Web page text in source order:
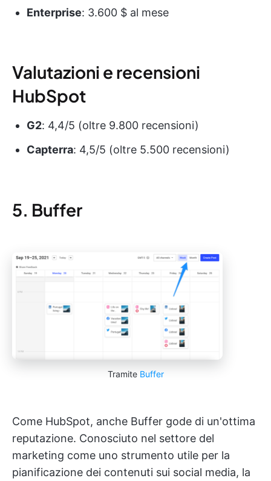
Enterprise: 3.600 $ al mese
Valutazioni e recensioni
HubSpot
G2: 4,4/5 (oltre 9.800 recensioni)
Capterra: 4,5/5 (oltre 5.500 recensioni)
5. Buffer
Tramite Buffer
Come HubSpot, anche Buffer gode di un'ottima
reputazione. Conosciuto nel settore del
marketing come uno strumento utile per la
pianificazione dei contenuti sui social media, la